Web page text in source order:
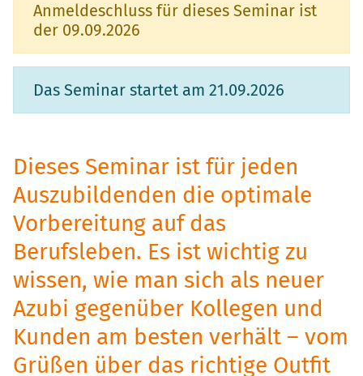
Anmeldeschluss für dieses Seminar ist
der 09.09.2026
Das Seminar startet am 21.09.2026
Dieses Seminar ist für jeden
Auszubildenden die optimale
Vorbereitung auf das
Berufsleben. Es ist wichtig zu
wissen, wie man sich als neuer
Azubi gegenüber Kollegen und
Kunden am besten verhält – vom
Grüßen über das richtige Outfit